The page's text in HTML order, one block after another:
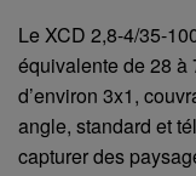
Le XCD 2,8-4/35-
équivalente de 28 à
d’environ 3x1,
angle, standard et
capturer des